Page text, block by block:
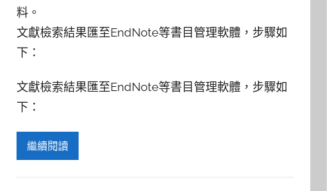
料。
文獻檢索結果匯至EndNote等書目管理軟體，步驟如
下：
文獻檢索結果匯至EndNote等書目管理軟體，步驟如
下：
繼續閱讀